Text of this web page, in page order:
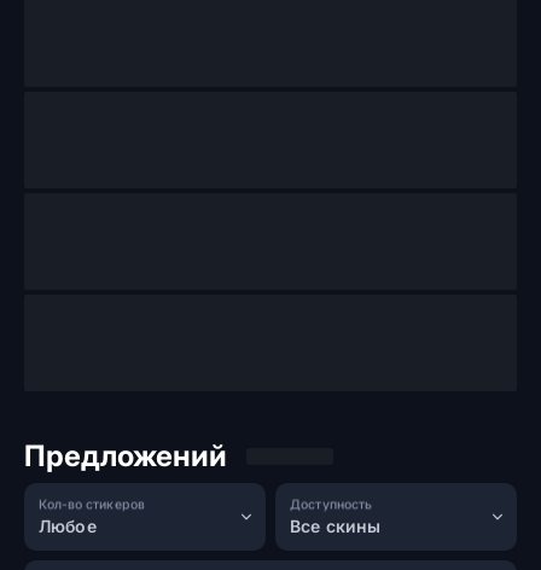
Предложений
Любое
Кол-во стикеров
Все скины
Доступность